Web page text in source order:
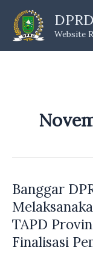
content
Website
Banggar
TAPD
Finalisasi